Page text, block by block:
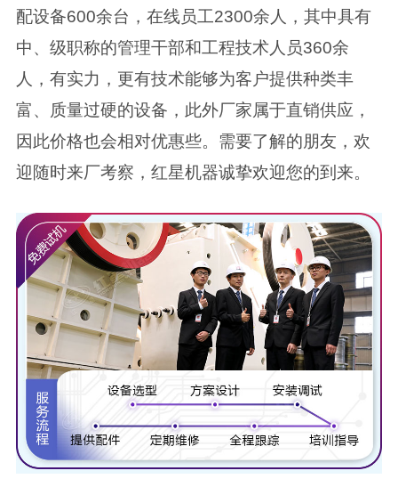
配设备600余台，在线员工2300余人，其中具有
中、级职称的管理干部和工程技术人员360余
人，有实力，更有技术能够为客户提供种类丰
富、质量过硬的设备，此外厂家属于直销供应，
因此价格也会相对优惠些。需要了解的朋友，欢
迎随时来厂考察，红星机器诚挚欢迎您的到来。